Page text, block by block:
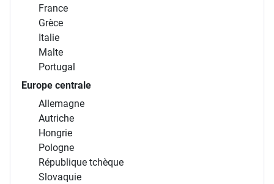
France
Grèce
Italie
Malte
Portugal
Europe centrale
Allemagne
Autriche
Hongrie
Pologne
République tchèque
Slovaquie